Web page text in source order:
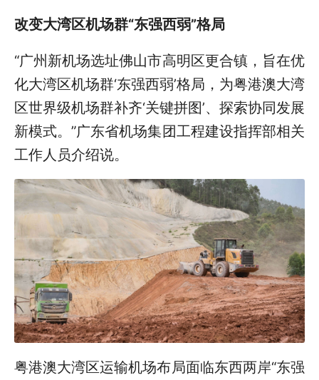
改变大湾区机场群“东强西弱”格局
“广州新机场选址佛山市高明区更合镇，旨在优
化大湾区机场群‘东强西弱’格局，为粤港澳大湾
区世界级机场群补齐‘关键拼图’、探索协同发展
新模式。”广东省机场集团工程建设指挥部相关
工作人员介绍说。
粤港澳大湾区运输机场布局面临东西两岸“东强